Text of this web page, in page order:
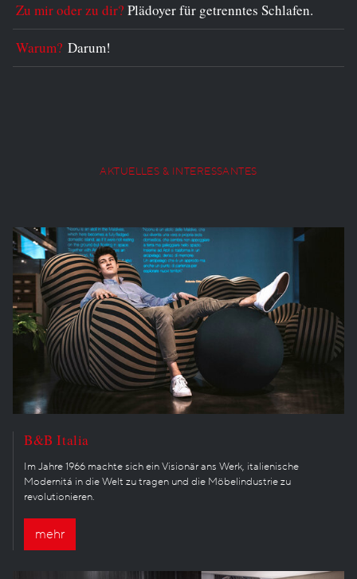
Zu mir oder zu dir?Plädoyer für getrenntes Schlafen.
Warum?Darum!
AKTUELLES & INTERESSANTES
B&B Italia
Im Jahre 1966 machte sich ein Visionär ans Werk, italienische
Modernitá in die Welt zu tragen und die Möbelindustrie zu
revolutionieren.
mehr